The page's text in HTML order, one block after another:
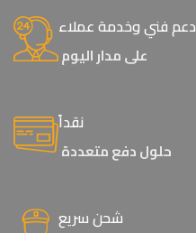
دعم فني وخدمة عملاء
على مدار اليوم
نقداً
حلول دفع متعددة
شحن سريع